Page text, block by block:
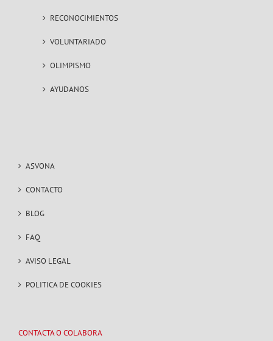
RECONOCIMIENTOS
VOLUNTARIADO
OLIMPISMO
AYUDANOS
ASVONA
CONTACTO
BLOG
FAQ
AVISO LEGAL
POLITICA DE COOKIES
CONTACTA O COLABORA